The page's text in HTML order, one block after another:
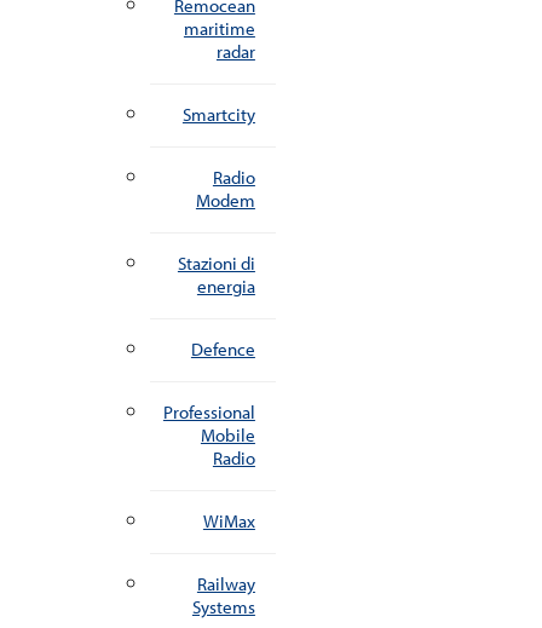
Remocean
maritime
radar
Smartcity
Radio
Modem
Stazioni di
energia
Defence
Professional
Mobile
Radio
WiMax
Railway
Systems